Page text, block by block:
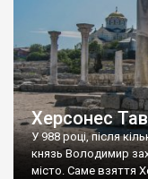
Херсонес
У 988 році, після
князь Володимир
місто. Саме взяття